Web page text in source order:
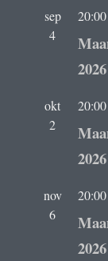
sep
4
20:00
2026
okt
2
20:00
2026
nov
6
20:00
2026